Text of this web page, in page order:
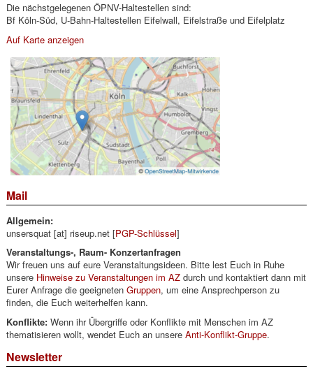
Die nächstgelegenen ÖPNV-Haltestellen sind:
Bf Köln-Süd, U-Bahn-Haltestellen Eifelwall, Eifelstraße und Eifelplatz
Auf Karte anzeigen
Mail
Allgemein:
unsersquat [at] riseup.net [PGP-Schlüssel]
Veranstaltungs-, Raum- Konzertanfragen
Wir freuen uns auf eure Veranstaltungsideen. Bitte lest Euch in Ruhe
unsere Hinweise zu Veranstaltungen im AZdurch und kontaktiert dann mit
Eurer Anfrage die geeigneten Gruppen, um eine Ansprechperson zu
finden, die Euch weiterhelfen kann.
Konflikte:Wenn ihr Übergriffe oder Konflikte mit Menschen im AZ
thematisieren wollt, wendet Euch an unsere Anti-Konflikt-Gruppe.
Newsletter